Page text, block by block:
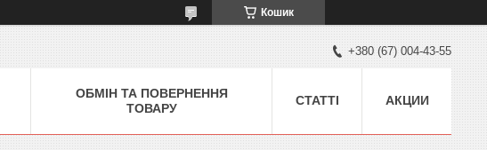
Кошик
+380 (67) 004-43-55
ОБМІН ТА ПОВЕРНЕННЯ
ТОВАРУ
СТАТТІ АКЦИИ